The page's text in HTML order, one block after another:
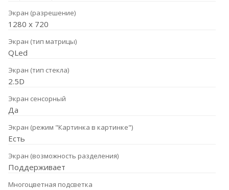
Экран (разрешение)
1280 х 720
Экран (тип матрицы)
QLed
Экран (тип стекла)
2.5D
Экран сенсорный
Да
Экран (режим "Картинка в картинке")
Есть
Экран (возможность разделения)
Поддерживает
Многоцветная подсветка